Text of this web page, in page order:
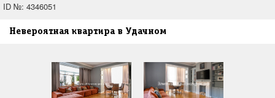
ID №: 4346051
Невероятная квартира в Удачном